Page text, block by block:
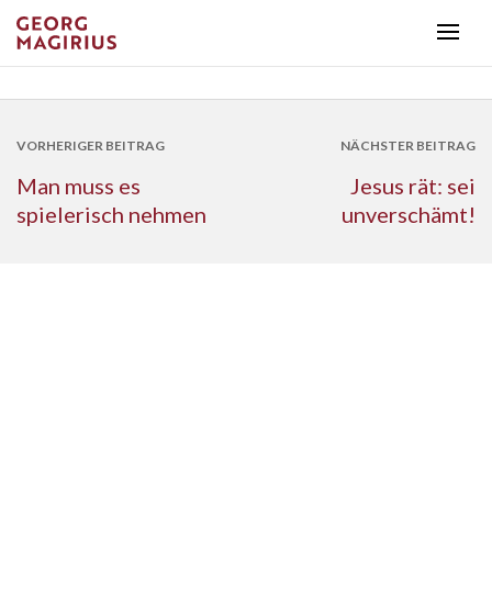
VORHERIGER BEITRAG
Man muss es
spielerisch nehmen
NÄCHSTER BEITRAG
Jesus rät: sei
unverschämt!